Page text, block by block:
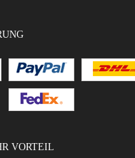
VORTEIL